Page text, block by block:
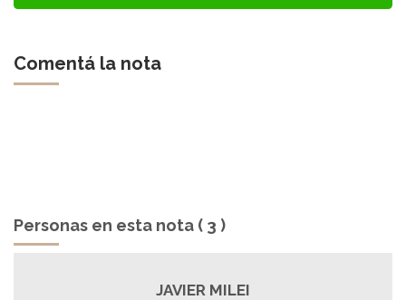
Comentá la nota
Personas en esta nota ( 3 )
JAVIER MILEI